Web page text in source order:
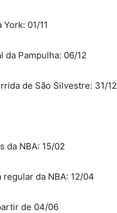
01/11
da Pampulha: 06/12
de São Silvestre: 31/12
da NBA: 15/02
regular da NBA: 12/04
de 04/06